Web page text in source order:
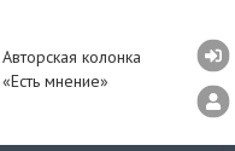
Авторская колонка
«Есть мнение»